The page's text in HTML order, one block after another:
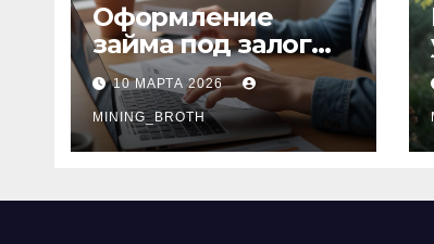
Оформление
займа под залог
ПТС онлайн на
карту без визита в
офис: порядок,
требования и
10 МАРТА 2026
MINING_BROTH